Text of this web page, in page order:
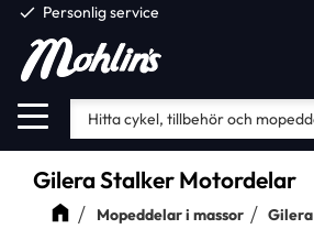
Meny
check Personlig service
Gilera Stalker Motordelar
Mopeddelar i massor Gilera